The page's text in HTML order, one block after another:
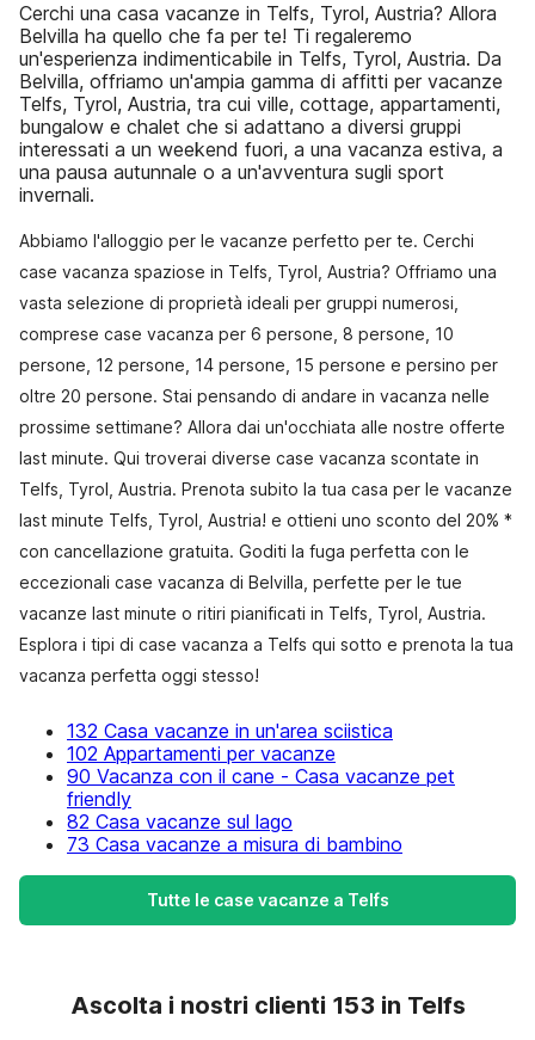
Cerchi una casa vacanze in Telfs, Tyrol, Austria? Allora
Belvilla ha quello che fa per te! Ti regaleremo
un'esperienza indimenticabile in Telfs, Tyrol, Austria. Da
Belvilla, offriamo un'ampia gamma di affitti per vacanze
Telfs, Tyrol, Austria, tra cui ville, cottage, appartamenti,
bungalow e chalet che si adattano a diversi gruppi
interessati a un weekend fuori, a una vacanza estiva, a
una pausa autunnale o a un'avventura sugli sport
invernali.
Abbiamo l'alloggio per le vacanze perfetto per te. Cerchi
case vacanza spaziose in Telfs, Tyrol, Austria? Offriamo una
vasta selezione di proprietà ideali per gruppi numerosi,
comprese case vacanza per 6 persone, 8 persone, 10
persone, 12 persone, 14 persone, 15 persone e persino per
oltre 20 persone. Stai pensando di andare in vacanza nelle
prossime settimane? Allora dai un'occhiata alle nostre offerte
last minute. Qui troverai diverse case vacanza scontate in
Telfs, Tyrol, Austria. Prenota subito la tua casa per le vacanze
last minute Telfs, Tyrol, Austria! e ottieni uno sconto del 20% *
con cancellazione gratuita. Goditi la fuga perfetta con le
eccezionali case vacanza di Belvilla, perfette per le tue
vacanze last minute o ritiri pianificati in Telfs, Tyrol, Austria.
Esplora i tipi di case vacanza a Telfs qui sotto e prenota la tua
vacanza perfetta oggi stesso!
132 Casa vacanze in un'area sciistica
102 Appartamenti per vacanze
90 Vacanza con il cane - Casa vacanze pet
friendly
82 Casa vacanze sul lago
73 Casa vacanze a misura di bambino
Tutte le case vacanze a Telfs
Ascolta i nostri clienti 153 in Telfs